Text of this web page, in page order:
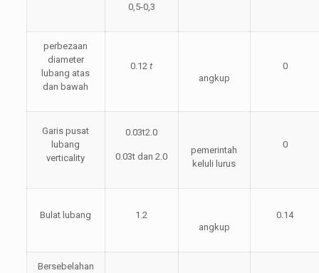
0,5-0,3
perbezaan
diameter
lubang atas
dan bawah
0.12t
angkup
0
Garis pusat
lubang
verticality
0.03t2.0
0.03t dan 2.0
pemerintah
keluli lurus
0
Bulat lubang
1.2
angkup
0.14
Bersebelahan